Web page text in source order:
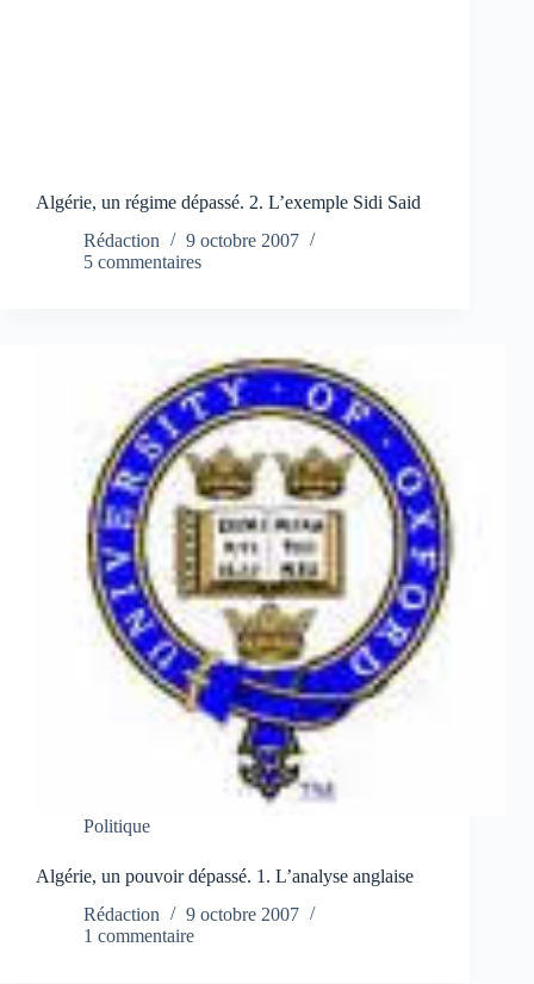
Algérie, un régime dépassé. 2. L’exemple Sidi Said
Rédaction
9 octobre 2007
5 commentaires
Politique
Algérie, un pouvoir dépassé. 1. L’analyse anglaise
Rédaction
9 octobre 2007
1 commentaire